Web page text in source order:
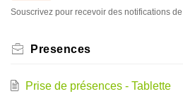
Souscrivez pour recevoir des notifications
Presences
Prise de présences - Tablette